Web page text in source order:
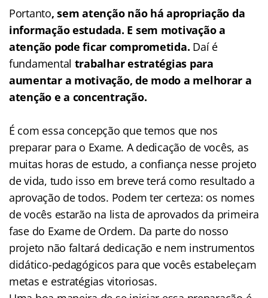
Portanto, sem atenção não há apropriação da
informação estudada. E sem motivação a
atenção pode ficar comprometida. Daí é
fundamental trabalhar estratégias para
aumentar a motivação, de modo a melhorar a
atenção e a concentração.
É com essa concepção que temos que nos
preparar para o Exame. A dedicação de vocês, as
muitas horas de estudo, a confiança nesse projeto
de vida, tudo isso em breve terá como resultado a
aprovação de todos. Podem ter certeza: os nomes
de vocês estarão na lista de aprovados da primeira
fase do Exame de Ordem. Da parte do nosso
projeto não faltará dedicação e nem instrumentos
didático-pedagógicos para que vocês estabeleçam
metas e estratégias vitoriosas.